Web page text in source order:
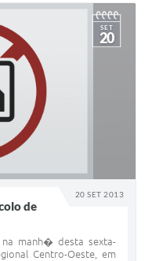
20 SET 2013
SET
20
de
na manh� desta sexta-
Centro-Oeste, em